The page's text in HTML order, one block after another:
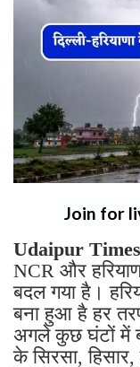
Join for
Udaipur
NCR और
बदल गया है।
बना हुआ है हर
अगले कुछ घंटों में
के सिरसा,